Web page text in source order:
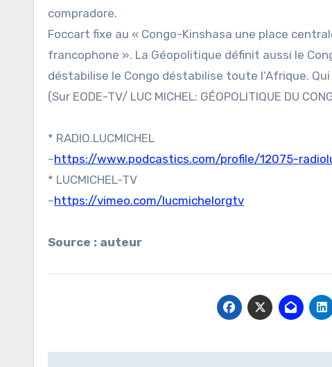
compradore.
Foccart fixe au « Congo-Kinshasa une place
francophone ». La Géopolitique définit aussi le
déstabilise le Congo déstabilise toute l’Afrique.
(Sur EODE-TV/ LUC MICHEL: GÉOPOLITIQUE DU
* RADIO.LUCMICHEL
–https://www.podcastics.com/profile/12075-
* LUCMICHEL-TV
–https://vimeo.com/lucmichelorgtv
Source : auteur